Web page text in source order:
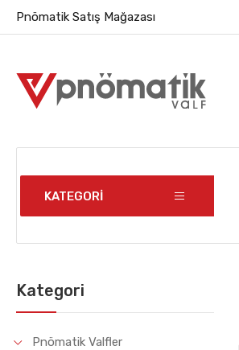
Pnömatik Satış Mağazası
KATEGORİ
Kategori
Pnömatik Valfler